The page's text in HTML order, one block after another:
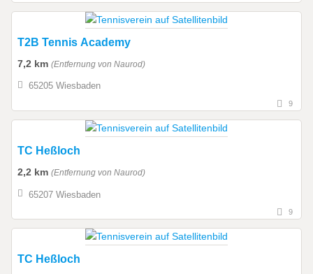
T2B Tennis Academy
7,2 km (Entfernung von Naurod)
65205 Wiesbaden
9
TC Heßloch
2,2 km (Entfernung von Naurod)
65207 Wiesbaden
9
TC Heßloch